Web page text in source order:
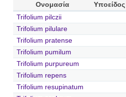
Ονομασία Υποείδος
Trifolium pilczii
Trifolium pilulare
Trifolium pratense
Trifolium pumilum
Trifolium purpureum
Trifolium repens
Trifolium resupinatum